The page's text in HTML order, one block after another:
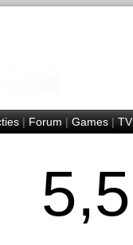
|Forum|Games|TV
5,5